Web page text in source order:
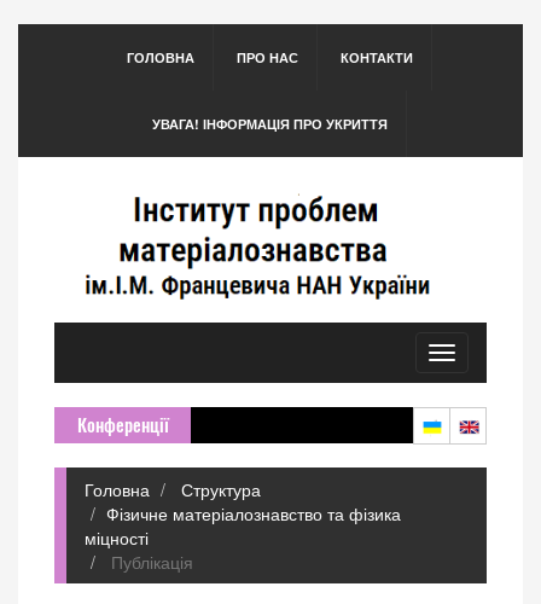
ГОЛОВНА ПРО НАС КОНТАКТИ
УВАГА! ІНФОРМАЦІЯ ПРО УКРИТТЯ
Toggle
navigation
Конференції
Головна
Структура
Фізичне матеріалознавство та фізика
міцності
Публікація